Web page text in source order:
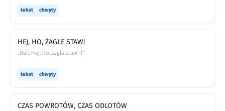
tekst chwyty
HEJ, HO, ŻAGLE STAW!
„Ref.: Hej, ho, żagle staw! |”
tekst chwyty
CZAS POWROTÓW, CZAS ODLOTÓW